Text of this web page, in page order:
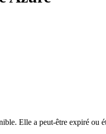
Elle a peut-être expiré ou